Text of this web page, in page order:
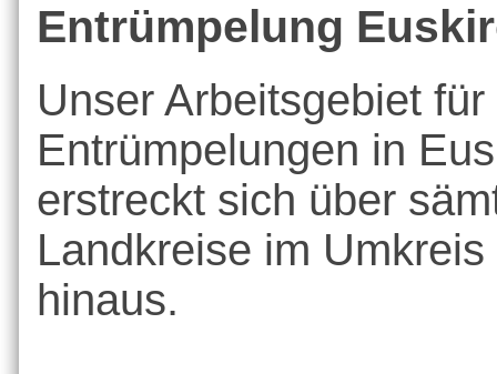
Entrümpelung
Unser Arbeitsgebiet für
Entrümpelungen in
erstreckt sich über
Landkreise im
hinaus.